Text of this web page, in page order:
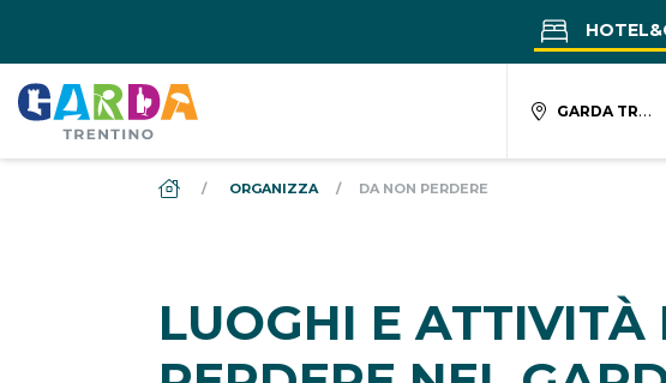
GARDA
DS_BREADCRUMB.HOME
ORGANIZZA DA NON PERDERE
LUOGHI E